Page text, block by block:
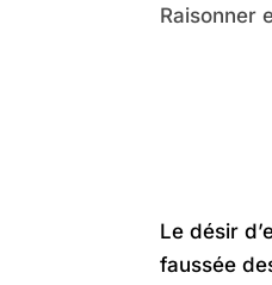
Raisonner
Le désir
faussée